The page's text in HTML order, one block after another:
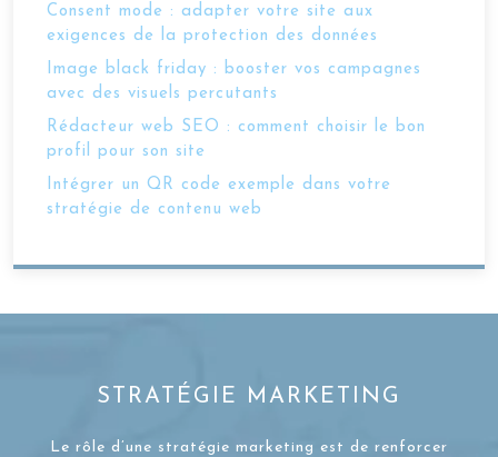
Consent mode : adapter votre site aux
exigences de la protection des données
Image black friday : booster vos campagnes
avec des visuels percutants
Rédacteur web SEO : comment choisir le bon
profil pour son site
Intégrer un QR code exemple dans votre
stratégie de contenu web
STRATÉGIE MARKETING
Le rôle d’une stratégie marketing est de renforcer